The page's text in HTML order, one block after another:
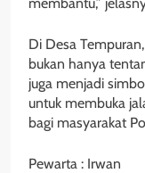
Di Desa
bukan hanya
juga menjadi
untuk membuka
bagi masyarakat
Pewarta : Irwan